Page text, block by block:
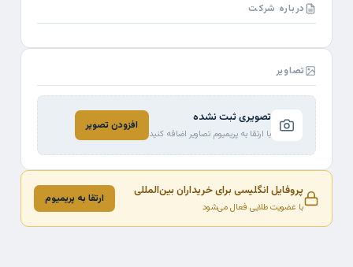
درباره شرکت
تصاویر
تصویری ثبت نشده
با ارتقا به پریمیوم تصاویر اضافه کنید
افزودن تصویر
پروفایل انگلیسی برای خریداران بین‌المللی
با عضویت طلایی فعال می‌شود
ارتقا به پریمیوم